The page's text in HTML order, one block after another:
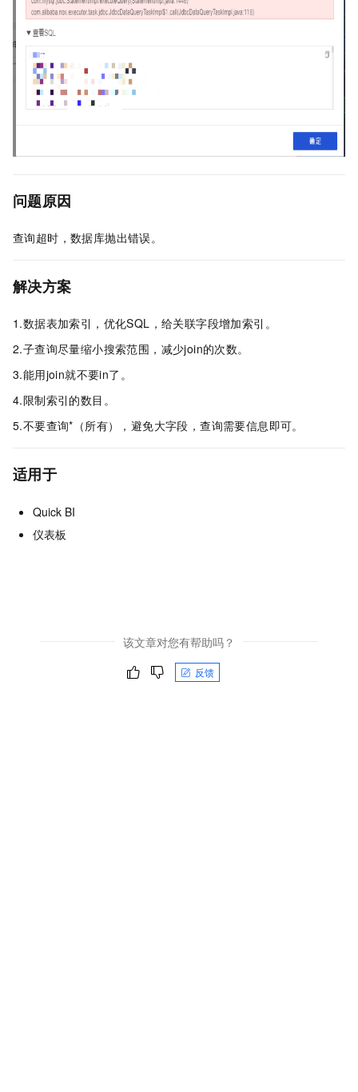
问题原因
查询超时，数据库抛出错误。
解决方案
1.数据表加索引，优化SQL，给关联字段增加索引。
2.子查询尽量缩小搜索范围，减少join的次数。
3.能用join就不要in了。
4.限制索引的数目。
5.不要查询*（所有），避免大字段，查询需要信息即可。
适用于
Quick BI
仪表板
该文章对您有帮助吗？
反馈